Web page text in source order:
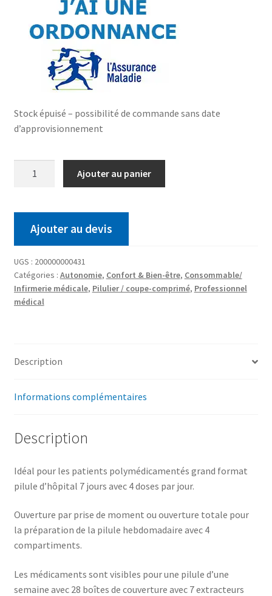
Stock épuisé – possibilité de commande sans date
d’approvisionnement
Ajouter au panier
Ajouter au devis
UGS : 200000000431
Catégories : Autonomie, Confort & Bien-être, Consommable/
Infirmerie médicale, Pilulier / coupe-comprimé, Professionnel
médical
Description
Informations complémentaires
Description
Idéal pour les patients polymédicamentés grand format
pilule d’hôpital 7 jours avec 4 doses par jour.
Ouverture par prise de moment ou ouverture totale pour
la préparation de la pilule hebdomadaire avec 4
compartiments.
Les médicaments sont visibles pour une pilule d’une
semaine avec 28 boîtes de couverture avec 7 extracteurs